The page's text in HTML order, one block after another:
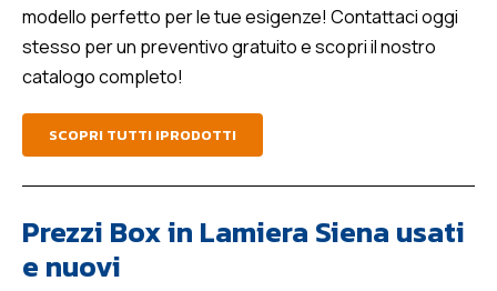
modello perfetto per le tue esigenze! Contattaci oggi
stesso per un preventivo gratuito e scopri il nostro
catalogo completo!
SCOPRI TUTTI IPRODOTTI
Prezzi Box in Lamiera Siena usati
e nuovi